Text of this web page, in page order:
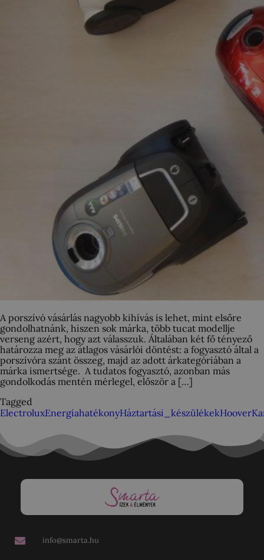
A porszívó vásárlás nagyobb kihívás is lehet, mint elsőre
gondolhatnánk, hiszen sok márka, több tucat modellje
verseng azért, hogy azt válasszuk. Általában két fő tényező
határozza meg az átlagos vásárlói döntést: a fogyasztó által a
porszívóra szánt összeg, majd az adott árkategóriában a
márka ismertsége. A tudatos fogyasztó, azonban más
gondolkodás mentén mérlegel, először a […]
Tagged
ElectroluxEnergiahatékonyHáztartási_készülékekHoover
info@smarta.hu